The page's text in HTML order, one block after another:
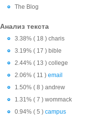
The Blog
Анализ текста
3.38% ( 18 ) charis
3.19% ( 17 ) bible
2.44% ( 13 ) college
2.06% ( 11 ) email
1.50% ( 8 ) andrew
1.31% ( 7 ) wommack
0.94% ( 5 ) campus